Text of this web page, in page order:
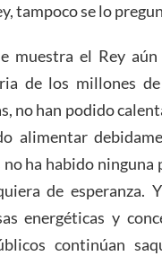
tampoco se lo
muestra el Rey aún
de los millones de
no han podido
alimentar
ha habido ninguna
de esperanza.
energéticas y
continúan